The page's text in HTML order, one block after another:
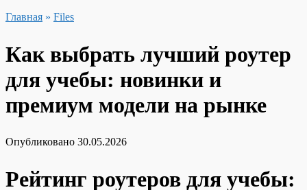
Главная » Files
Как выбрать лучший роутер
для учебы: новинки и
премиум модели на рынке
Опубликовано 30.05.2026
Рейтинг роутеров для учебы: